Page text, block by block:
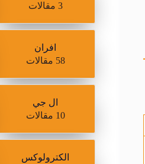
3 مقالات
افران
58 مقالات
ال جي
10 مقالات
الكترولوكس